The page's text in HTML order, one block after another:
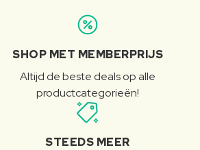
SHOP MET MEMBERPRIJS
Altijd de beste deals op alle
productcategorieën!
STEEDS MEER